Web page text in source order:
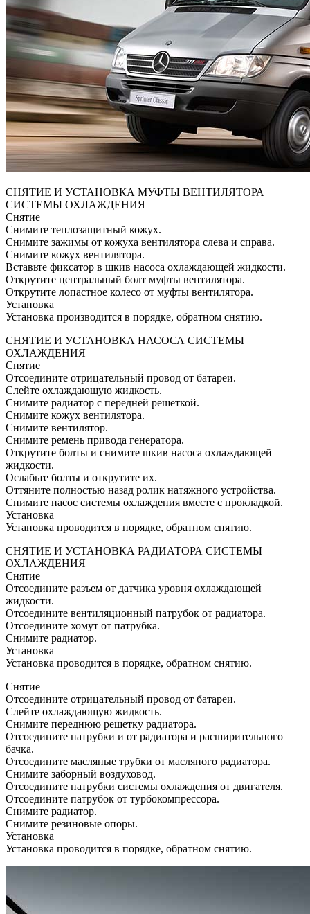
СНЯТИЕ И УСТАНОВКА МУФТЫ ВЕНТИЛЯТОРА
СИСТЕМЫ ОХЛАЖДЕНИЯ
Снятие
Снимите теплозащитный кожух.
Снимите зажимы от кожуха вентилятора слева и справа.
Снимите кожух вентилятора.
Вставьте фиксатор в шкив насоса охлаждающей жидкости.
Открутите центральный болт муфты вентилятора.
Открутите лопастное колесо от муфты вентилятора.
Установка
Установка производится в порядке, обратном снятию.
СНЯТИЕ И УСТАНОВКА НАСОСА СИСТЕМЫ
ОХЛАЖДЕНИЯ
Снятие
Отсоедините отрицательный провод от батареи.
Слейте охлаждающую жидкость.
Снимите радиатор с передней решеткой.
Снимите кожух вентилятора.
Снимите вентилятор.
Снимите ремень привода генератора.
Открутите болты и снимите шкив насоса охлаждающей
жидкости.
Ослабьте болты и открутите их.
Оттяните полностью назад ролик натяжного устройства.
Снимите насос системы охлаждения вместе с прокладкой.
Установка
Установка проводится в порядке, обратном снятию.
СНЯТИЕ И УСТАНОВКА РАДИАТОРА СИСТЕМЫ
ОХЛАЖДЕНИЯ
Снятие
Отсоедините разъем от датчика уровня охлаждающей
жидкости.
Отсоедините вентиляционный патрубок от радиатора.
Отсоедините хомут от патрубка.
Снимите радиатор.
Установка
Установка проводится в порядке, обратном снятию.
Снятие
Отсоедините отрицательный провод от батареи.
Слейте охлаждающую жидкость.
Снимите переднюю решетку радиатора.
Отсоедините патрубки и от радиатора и расширительного
бачка.
Отсоедините масляные трубки от масляного радиатора.
Снимите заборный воздуховод.
Отсоедините патрубки системы охлаждения от двигателя.
Отсоедините патрубок от турбокомпрессора.
Снимите радиатор.
Снимите резиновые опоры.
Установка
Установка проводится в порядке, обратном снятию.